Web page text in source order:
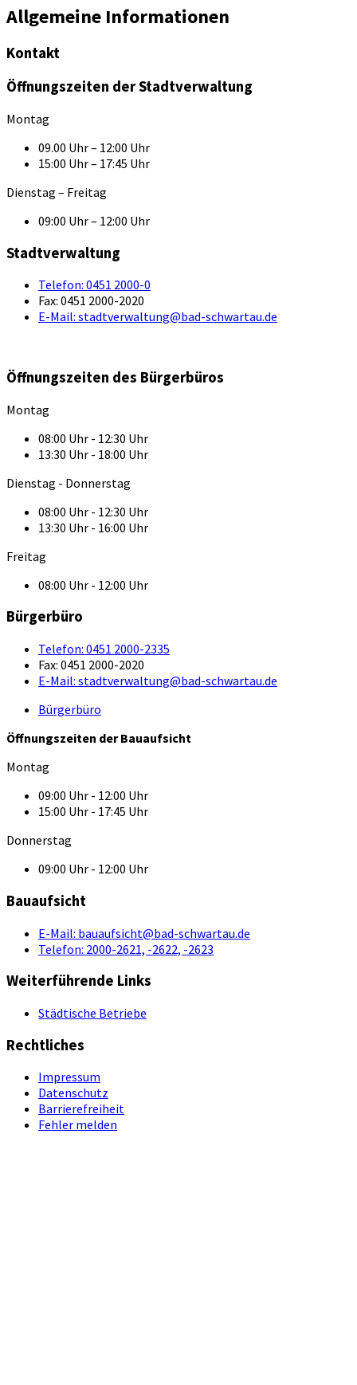
Allgemeine Informationen
Kontakt
Öffnungszeiten der Stadtverwaltung
Montag
09.00 Uhr – 12:00 Uhr
15:00 Uhr – 17:45 Uhr
Dienstag – Freitag
09:00 Uhr – 12:00 Uhr
Stadtverwaltung
Telefon: 0451 2000-0
Fax: 0451 2000-2020
E-Mail: stadtverwaltung@bad-schwartau.de
Öffnungszeiten des Bürgerbüros
Montag
08:00 Uhr - 12:30 Uhr
13:30 Uhr - 18:00 Uhr
Dienstag - Donnerstag
08:00 Uhr - 12:30 Uhr
13:30 Uhr - 16:00 Uhr
Freitag
08:00 Uhr - 12:00 Uhr
Bürgerbüro
Telefon: 0451 2000-2335
Fax: 0451 2000-2020
E-Mail: stadtverwaltung@bad-schwartau.de
Bürgerbüro
Öffnungszeiten der Bauaufsicht
Montag
09:00 Uhr - 12:00 Uhr
15:00 Uhr - 17:45 Uhr
Donnerstag
09:00 Uhr - 12:00 Uhr
Bauaufsicht
E-Mail: bauaufsicht@bad-schwartau.de
Telefon: 2000-2621, -2622, -2623
Weiterführende Links
Städtische Betriebe
Rechtliches
Impressum
Datenschutz
Barrierefreiheit
Fehler melden